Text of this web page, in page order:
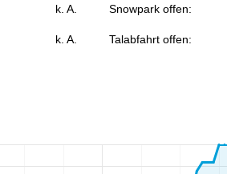
k. A. Snowpark offen:
k. A. Talabfahrt offen: